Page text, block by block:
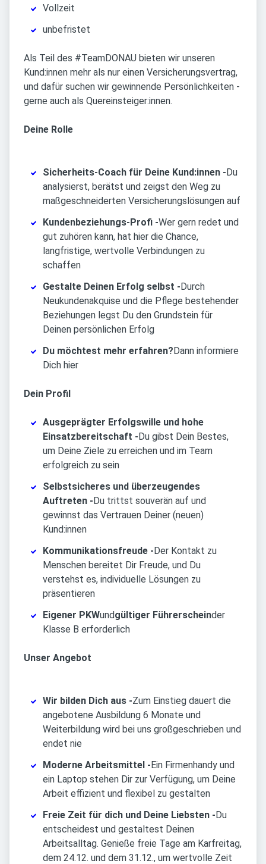
Vollzeit
unbefristet
Als Teil des #TeamDONAU bieten wir unseren
Kund:innen mehr als nur einen Versicherungsvertrag,
und dafür suchen wir gewinnende Persönlichkeiten -
gerne auch als Quereinsteiger:innen.
Deine Rolle
Sicherheits-Coach für Deine Kund:innen -Du
analysierst, berätst und zeigst den Weg zu
maßgeschneiderten Versicherungslösungen auf
Kundenbeziehungs-Profi -Wer gern redet und
gut zuhören kann, hat hier die Chance,
langfristige, wertvolle Verbindungen zu
schaffen
Gestalte Deinen Erfolg selbst -Durch
Neukundenakquise und die Pflege bestehender
Beziehungen legst Du den Grundstein für
Deinen persönlichen Erfolg
Du möchtest mehr erfahren?Dann informiere
Dich hier
Dein Profil
Ausgeprägter Erfolgswille und hohe
Einsatzbereitschaft -Du gibst Dein Bestes,
um Deine Ziele zu erreichen und im Team
erfolgreich zu sein
Selbstsicheres und überzeugendes
Auftreten -Du trittst souverän auf und
gewinnst das Vertrauen Deiner (neuen)
Kund:innen
Kommunikationsfreude -Der Kontakt zu
Menschen bereitet Dir Freude, und Du
verstehst es, individuelle Lösungen zu
präsentieren
Eigener PKWundgültiger Führerscheinder
Klasse B erforderlich
Unser Angebot
Wir bilden Dich aus -Zum Einstieg dauert die
angebotene Ausbildung 6 Monate und
Weiterbildung wird bei uns großgeschrieben und
endet nie
Moderne Arbeitsmittel -Ein Firmenhandy und
ein Laptop stehen Dir zur Verfügung, um Deine
Arbeit effizient und flexibel zu gestalten
Freie Zeit für dich und Deine Liebsten -Du
entscheidest und gestaltest Deinen
Arbeitsalltag. Genieße freie Tage am Karfreitag,
dem 24.12. und dem 31.12., um wertvolle Zeit